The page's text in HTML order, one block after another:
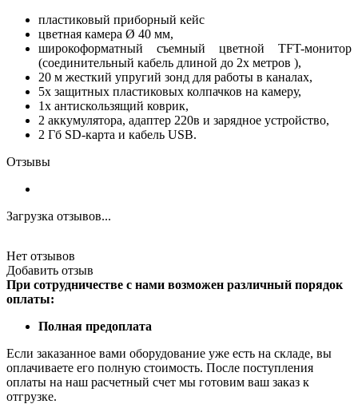
пластиковый приборный кейс
цветная камера Ø 40 мм,
широкоформатный съемный цветной TFT-монитор
(соединительный кабель длиной до 2х метров ),
20 м жесткий упругий зонд для работы в каналах,
5x защитных пластиковых колпачков на камеру,
1х антискользящий коврик,
2 аккумулятора, адаптер 220в и зарядное устройство,
2 Гб SD-карта и кабель USB.
Отзывы
Загрузка отзывов...
Нет отзывов
Добавить отзыв
При сотрудничестве с нами возможен различный порядок
оплаты:
Полная предоплата
Если заказанное вами оборудование уже есть на складе, вы
оплачиваете его полную стоимость. После поступления
оплаты на наш расчетный счет мы готовим ваш заказ к
отгрузке.